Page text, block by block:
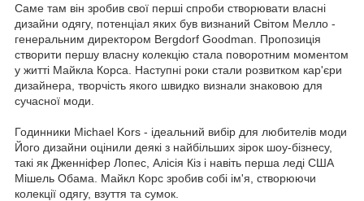
Саме там він зробив свої перші спроби створювати власні
дизайни одягу, потенціал яких був визнаний Світом Мелло -
генеральним директором Bergdorf Goodman. Пропозиція
створити першу власну колекцію стала поворотним моментом
у житті Майкла Корса. Наступні роки стали розвитком кар'єри
дизайнера, творчість якого швидко визнали знаковою для
сучасної моди.
Годинники Michael Kors - ідеальний вибір для любителів моди
Його дизайни оцінили деякі з найбільших зірок шоу-бізнесу,
такі як Дженніфер Лопес, Алісія Кіз і навіть перша леді США
Мішель Обама. Майкл Корс зробив собі ім'я, створюючи
колекції одягу, взуття та сумок.